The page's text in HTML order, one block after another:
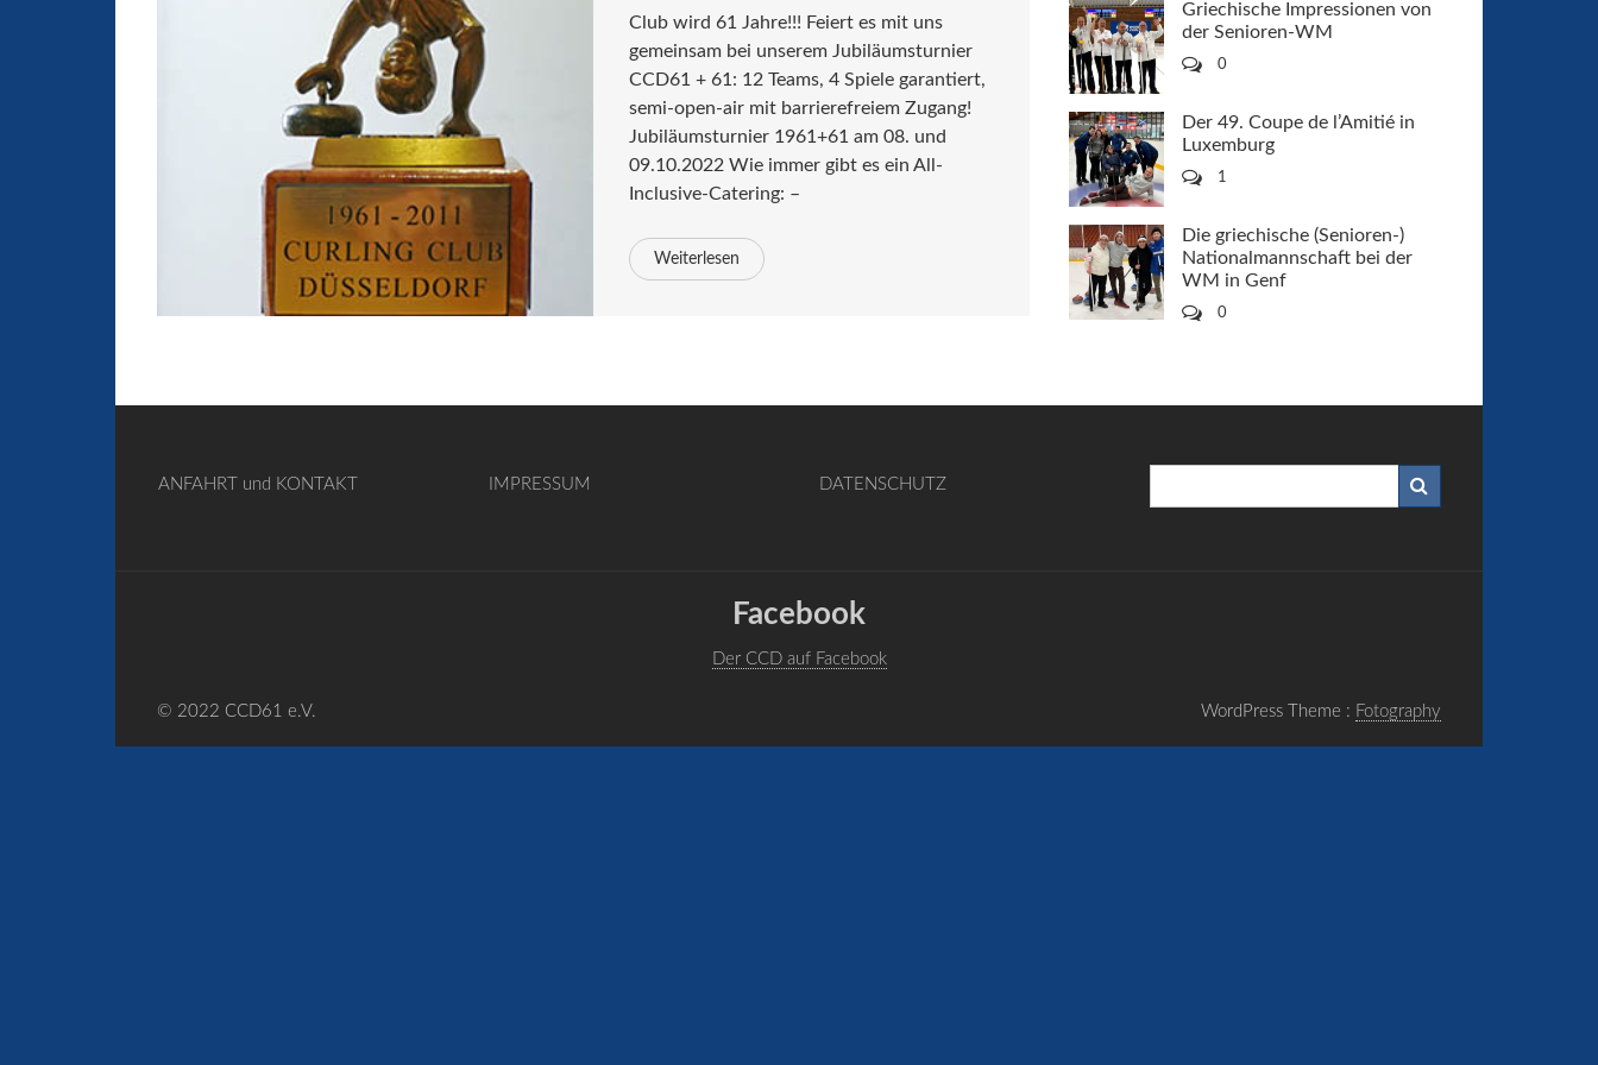
Club wird 61 Jahre!!! Feiert es mit uns
gemeinsam bei unserem Jubiläumsturnier
CCD61 + 61: 12 Teams, 4 Spiele garantiert,
semi-open-air mit barrierefreiem Zugang!
Jubiläumsturnier 1961+61 am 08. und
09.10.2022 Wie immer gibt es ein All-
Inclusive-Catering: –
Weiterlesen
Griechische Impressionen von
der Senioren-WM
0
Der 49. Coupe de l’Amitié in
Luxemburg
1
Die griechische (Senioren-)
Nationalmannschaft bei der
WM in Genf
0
ANFAHRT und KONTAKT IMPRESSUM DATENSCHUTZ
Facebook
Der CCD auf Facebook
© 2022 CCD61 e.V. WordPress Theme : Fotography